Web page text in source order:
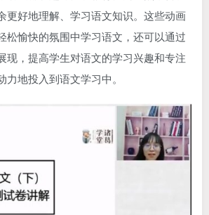
更好地理解、学习语文知识。这些动画
松愉快的氛围中学习语文，还可以通过
现，提高学生对语文的学习兴趣和专注
地投入到语文学习中。